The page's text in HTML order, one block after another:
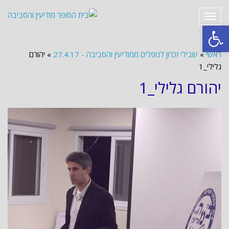
פתח סרגל נגישות
תפריט
ראשי » שבילי זכרון לנופלים ממודיעין והסביבה - 27.4.17 » יהורם
גלילי_1
יהורם גלילי_1